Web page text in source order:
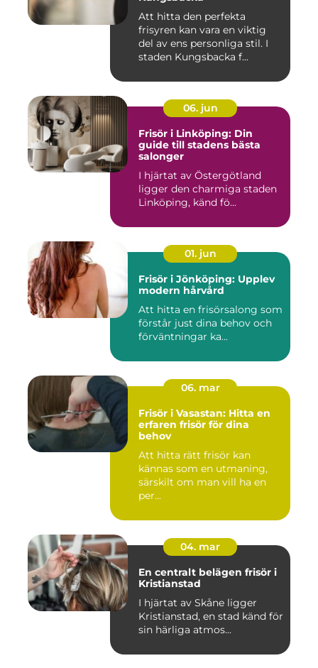
Att hitta den perfekta
frisyren kan vara en viktig
del av ens personliga stil. I
staden Kungsbacka f...
06. jun
Frisör i Linköping: Din
guide till stadens bästa
salonger
I hjärtat av Östergötland
ligger den charmiga staden
Linköping, känd fö...
01. jun
Frisör i Jönköping: Upplev
modern hårvård
Att hitta en frisörsalong som
förstår just dina behov och
förväntningar ka...
06. mar
Frisör i Vasastan: Hitta en
erfaren frisör för dina
behov
Att hitta rätt frisör kan
kännas som en utmaning,
särskilt om man vill ha en
per...
04. mar
En centralt belägen frisör i
Kristianstad
I hjärtat av Skåne ligger
Kristianstad, en stad känd för
sin härliga atmos...